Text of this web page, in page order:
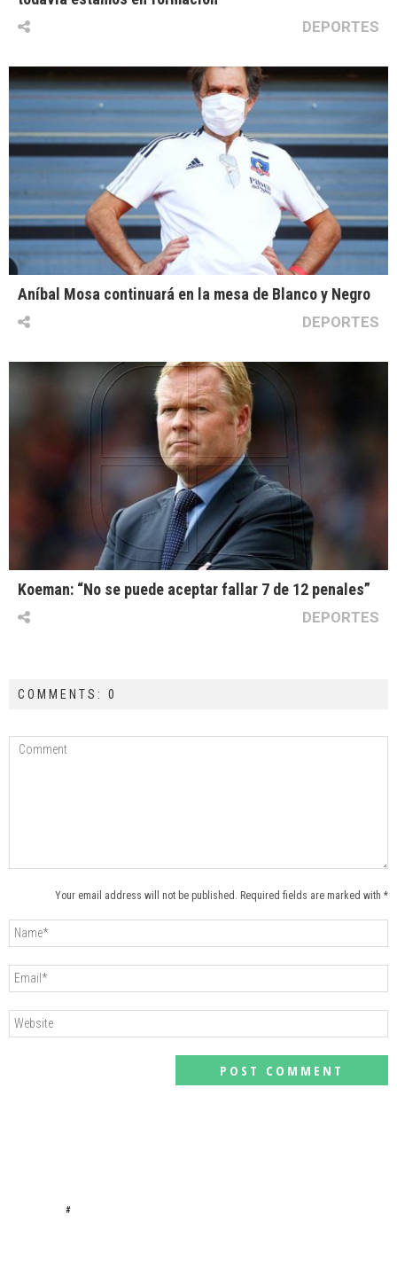
DEPORTES
Aníbal Mosa continuará en la mesa de Blanco y Negro
DEPORTES
Koeman: “No se puede aceptar fallar 7 de 12 penales”
DEPORTES
COMMENTS: 0
Your email address will not be published. Required fields are marked with *
#